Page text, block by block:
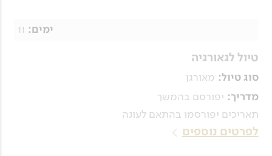
טיול לגאורגיה
סוג טיול: מאורגן
ימים: 11
מדריך: יפורסם בהמשך
תאריכים יפורסמו בהתאם לעונה
לפרטים נוספים